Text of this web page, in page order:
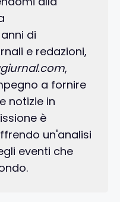
di
e redazioni,
,
a fornire
notizie in
è
un'analisi
eventi che